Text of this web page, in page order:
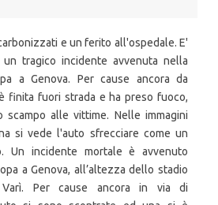
e un ferito all'ospedale. E'
tragico incidente avvenuta nella
a Genova. Per cause ancora da
finita fuori strada e ha preso fuoco,
scampo alle vittime. Nelle immagini
si vede l'auto sfrecciare come un
Un incidente mortale è avvenuto
a Genova, all’altezza dello stadio
Per cause ancora in via di